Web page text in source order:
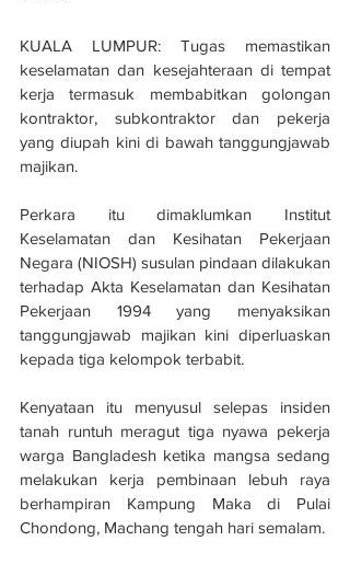
KUALA LUMPUR: Tugas memastikan
keselamatan dan kesejahteraan di tempat
kerja termasuk membabitkan golongan
kontraktor, subkontraktor dan pekerja
yang diupah kini di bawah tanggungjawab
majikan.
Perkara itu dimaklumkan Institut
Keselamatan dan Kesihatan Pekerjaan
Negara (NIOSH) susulan pindaan dilakukan
terhadap Akta Keselamatan dan Kesihatan
Pekerjaan 1994 yang menyaksikan
tanggungjawab majikan kini diperluaskan
kepada tiga kelompok terbabit.
Kenyataan itu menyusul selepas insiden
tanah runtuh meragut tiga nyawa pekerja
warga Bangladesh ketika mangsa sedang
melakukan kerja pembinaan lebuh raya
berhampiran Kampung Maka di Pulai
Chondong, Machang tengah hari semalam.